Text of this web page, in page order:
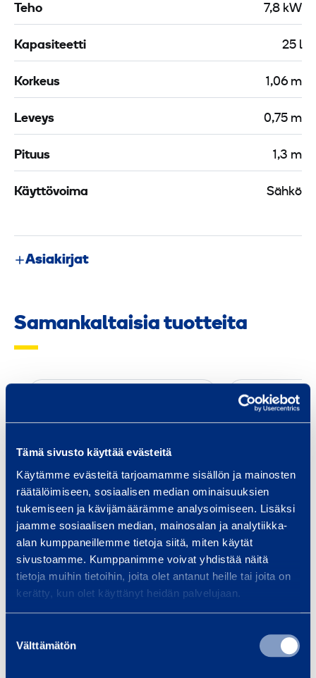
Tämä sivusto käyttää evästeitä
Käytämme evästeitä tarjoamamme sisällön ja mainosten
räätälöimiseen, sosiaalisen median ominaisuuksien
tukemiseen ja kävijämäärämme analysoimiseen. Lisäksi
jaamme sosiaalisen median, mainosalan ja analytiikka-
alan kumppaneillemme tietoja siitä, miten käytät
sivustoamme. Kumppanimme voivat yhdistää näitä
tietoja muihin tietoihin, joita olet antanut heille tai joita on
kerätty, kun olet käyttänyt heidän palvelujaan.
valinta
Välttämätön
Teho 7,8 kW
Kapasiteetti 25 l
Korkeus 1,06 m
Leveys 0,75 m
Pituus 1,3 m
Käyttövoima Sähkö
Asiakirjat
Samankaltaisia tuotteita
i
n
p
e
s
u
r
i
,
Paine­pesuri, kuuma­
vesi, 400V
KÄRCHER HDS12/18-4S
85,35 € / päivä (alv 0 %)